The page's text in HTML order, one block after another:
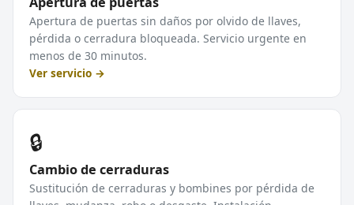
Apertura de puertas sin daños por olvido de llaves,
pérdida o cerradura bloqueada. Servicio urgente en
menos de 30 minutos.
Ver servicio →
🔒
Cambio de cerraduras
Sustitución de cerraduras y bombines por pérdida de